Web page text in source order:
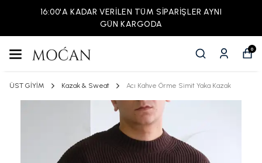
16:00'A KADAR VERİLEN TÜM SİPARİŞLER AYNI
GÜN KARGODA
0
ÜST GİYİM Kazak & Sweat Acı Kahve Örme Simit Yaka Kazak